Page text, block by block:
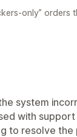
only” orders
system
with
to resolve